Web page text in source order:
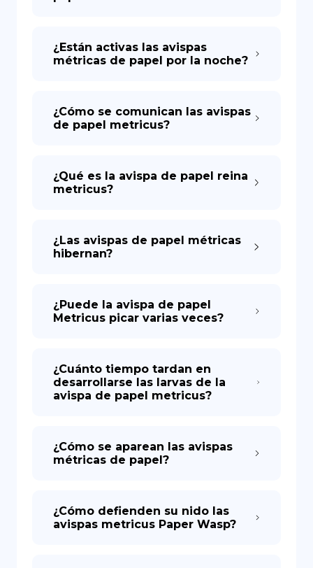
¿Están activas las avispas
métricas de papel por la noche?
¿Cómo se comunican las avispas
de papel metricus?
¿Qué es la avispa de papel reina
metricus?
¿Las avispas de papel métricas
hibernan?
¿Puede la avispa de papel
Metricus picar varias veces?
¿Cuánto tiempo tardan en
desarrollarse las larvas de la
avispa de papel metricus?
¿Cómo se aparean las avispas
métricas de papel?
¿Cómo defienden su nido las
avispas metricus Paper Wasp?